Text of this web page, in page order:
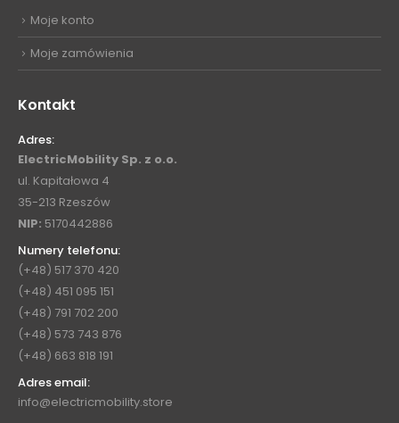
Moje konto
Moje zamówienia
Kontakt
Adres:
ElectricMobility Sp. z o.o.
ul. Kapitałowa 4
35-213 Rzeszów
NIP: 5170442886
Numery telefonu:
(+48) 517 370 420
(+48) 451 095 151
(+48) 791 702 200
(+48) 573 743 876
(+48) 663 818 191
Adres email:
info@electricmobility.store